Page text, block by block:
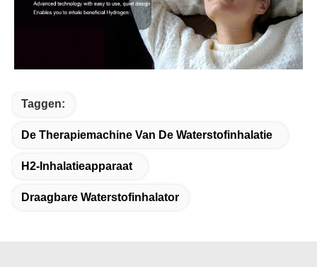
Taggen:
De Therapiemachine Van De Waterstofinhalatie
H2-Inhalatieapparaat
Draagbare Waterstofinhalator